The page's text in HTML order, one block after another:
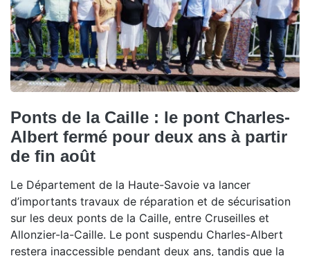
Ponts de la Caille : le pont Charles-
Albert fermé pour deux ans à partir
de fin août
Le Département de la Haute-Savoie va lancer
d’importants travaux de réparation et de sécurisation
sur les deux ponts de la Caille, entre Cruseilles et
Allonzier-la-Caille. Le pont suspendu Charles-Albert
restera inaccessible pendant deux ans, tandis que la